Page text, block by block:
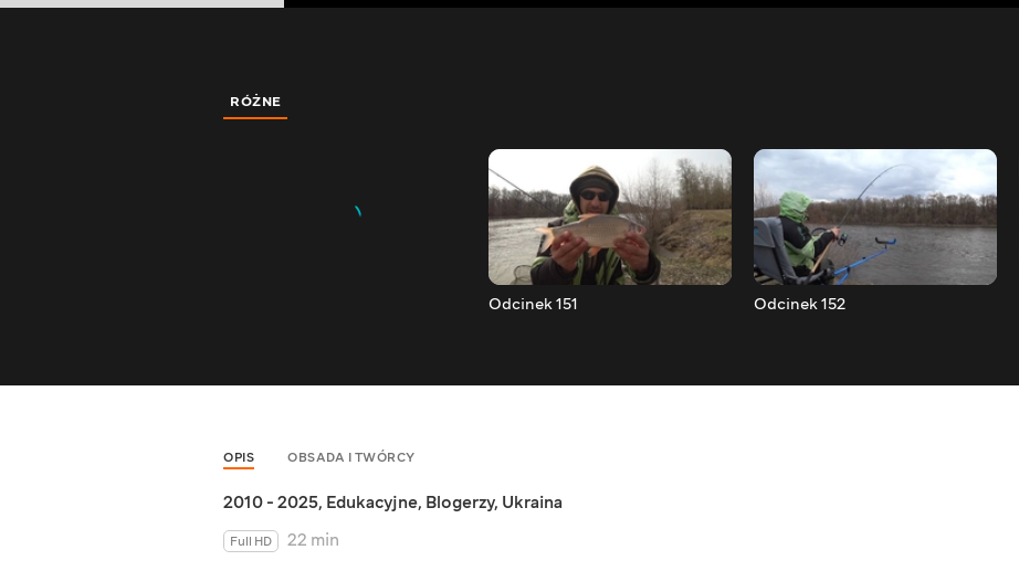
RÓŻNE
Odcinek 151 Odcinek 152
OPIS OBSADA I TWÓRCY
2010 - 2025, Edukacyjne, Blogerzy, Ukraina
Full HD
22 min